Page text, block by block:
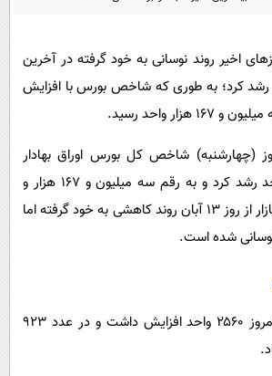
حوادث
سلامت
فرهنگی
بین الملل
پیامک
دانلود
اخیر روند نوسانی به خود گرفته در آخرین
رشد کرد؛ به طوری که شاخص بورس با افزایش
(چهارشنبه) شاخص کل بورس اوراق بهادار
تهران ۷۶۸۵ ۹۳۹ واحد رشد کرد و به رقم سه میلیون و ۱۶۷ هزار و
۸۶۶ واحد رسید. این بازار از روز ۱۳ آبان روند کاهشی به خود گرفته اما
شده است.
شاخص هم‌وزن نیز امروز ۲۵۶۰ واحد افزایش داشت و در عدد ۹۲۳